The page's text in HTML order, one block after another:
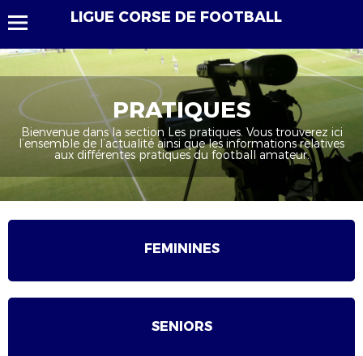
LIGUE CORSE DE FOOTBALL
PRATIQUES
Bienvenue dans la section Les pratiques. Vous trouverez ici
l’ensemble de l’actualité ainsi que les informations relatives
aux différentes pratiques du football amateur.
FEMININES
SENIORS